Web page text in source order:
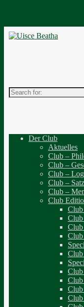
Search
for:
Der Club
Aktuelles
Club –
Club –
Club –
Club –
Club –
Club
Club